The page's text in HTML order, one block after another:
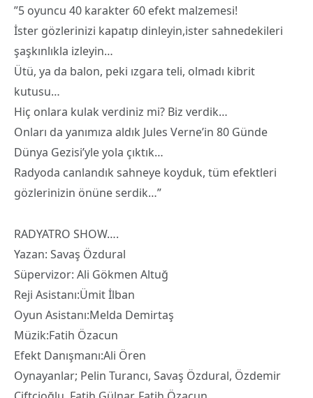
”5 oyuncu 40 karakter 60 efekt malzemesi!
İster gözlerinizi kapatıp dinleyin,ister sahnedekileri
şaşkınlıkla izleyin…
Ütü, ya da balon, peki ızgara teli, olmadı kibrit
kutusu…
Hiç onlara kulak verdiniz mi? Biz verdik…
Onları da yanımıza aldık Jules Verne’in 80 Günde
Dünya Gezisi’yle yola çıktık…
Radyoda canlandık sahneye koyduk, tüm efektleri
gözlerinizin önüne serdik…”
RADYATRO SHOW….
Yazan: Savaş Özdural
Süpervizor: Ali Gökmen Altuğ
Reji Asistanı:Ümit İlban
Oyun Asistanı:Melda Demirtaş
Müzik:Fatih Özacun
Efekt Danışmanı:Ali Ören
Oynayanlar; Pelin Turancı, Savaş Özdural, Özdemir